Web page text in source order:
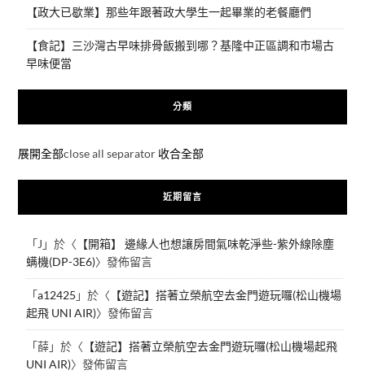
【政大已歇業】那些年跟著政大學生一起畢業的老餐廳們
【食記】三沙灣古早味排骨飯搬到哪？基隆中正區調和市場古
早味便當
分類
展開全部close all separator 收合全部
近期留言
「J 」於〈 【開箱】 邊緣人也想讓房間氣味乾淨些-紫外線除塵
螨機(DP-3E6)〉發佈留言
「a12425 」於〈 【遊記】搭著立榮航空去金門遊玩囉(松山機場
起飛 UNI AIR)〉發佈留言
「薛」於〈 【遊記】搭著立榮航空去金門遊玩囉(松山機場起飛
UNI AIR)〉發佈留言